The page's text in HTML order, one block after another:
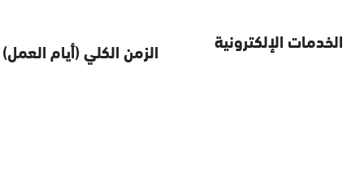
الخدمات الإلكترونية الزمن الكلي (أيام العمل)